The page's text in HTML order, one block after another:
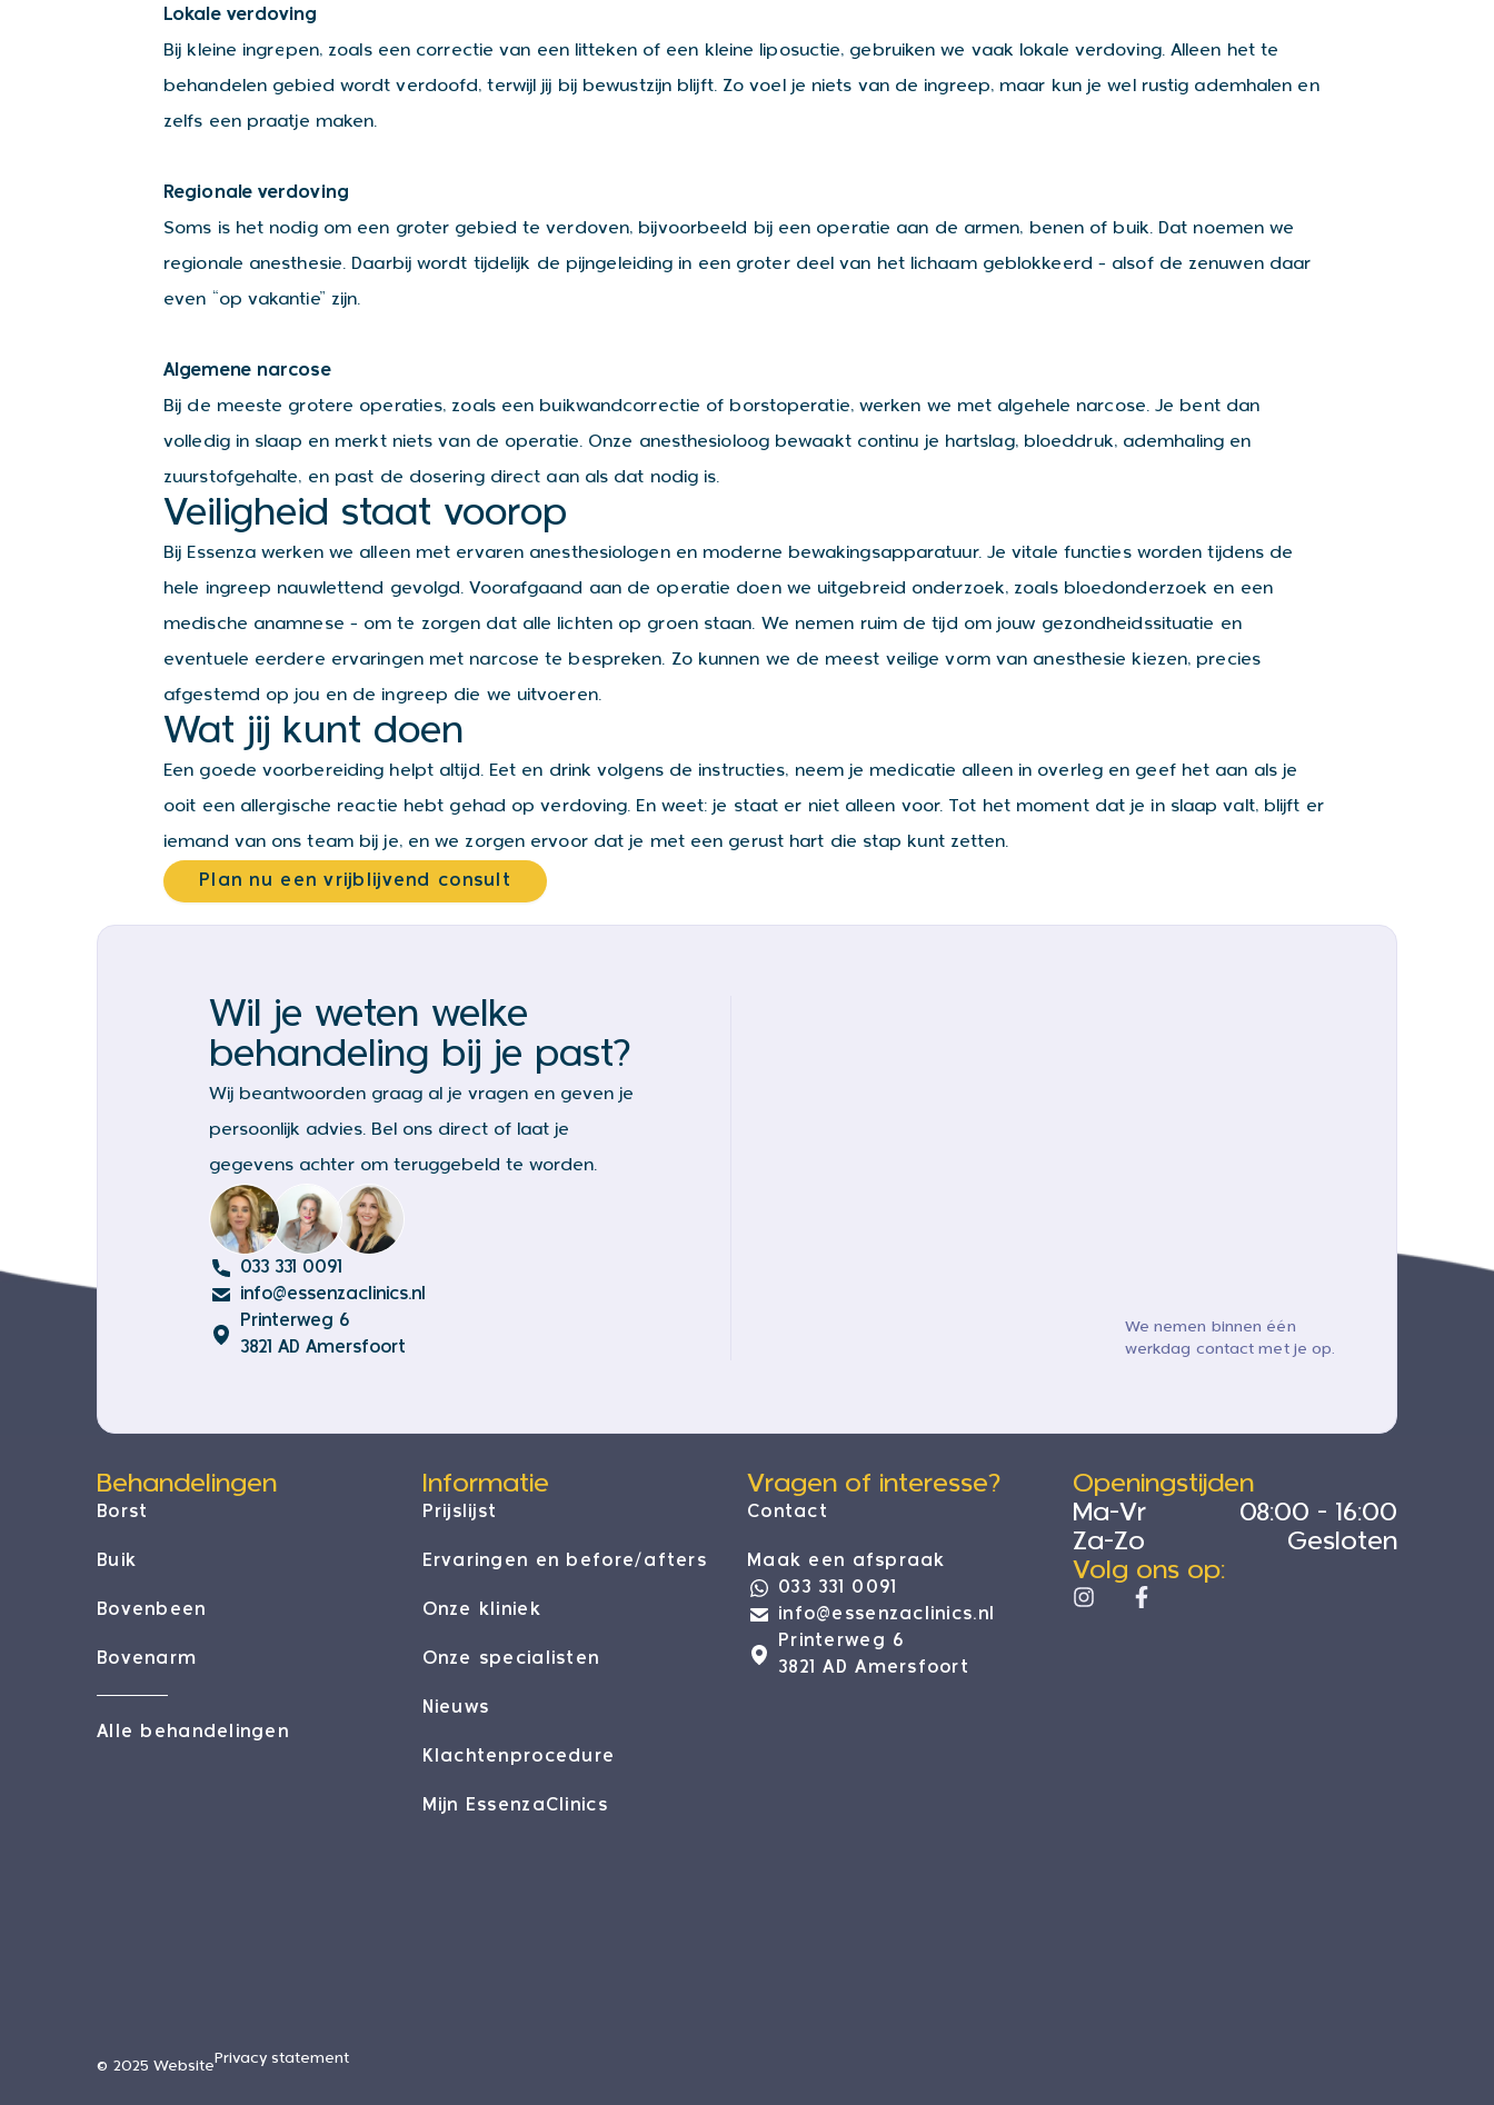
Lokale verdoving
Bij kleine ingrepen, zoals een correctie van een litteken of een kleine liposuctie, gebruiken we vaak lokale verdoving. Alleen het te
behandelen gebied wordt verdoofd, terwijl jij bij bewustzijn blijft. Zo voel je niets van de ingreep, maar kun je wel rustig ademhalen en
zelfs een praatje maken.
Regionale verdoving
Soms is het nodig om een groter gebied te verdoven, bijvoorbeeld bij een operatie aan de armen, benen of buik. Dat noemen we
regionale anesthesie. Daarbij wordt tijdelijk de pijngeleiding in een groter deel van het lichaam geblokkeerd – alsof de zenuwen daar
even “op vakantie” zijn.
Algemene narcose
Bij de meeste grotere operaties, zoals een buikwandcorrectie of borstoperatie, werken we met algehele narcose. Je bent dan
volledig in slaap en merkt niets van de operatie. Onze anesthesioloog bewaakt continu je hartslag, bloeddruk, ademhaling en
zuurstofgehalte, en past de dosering direct aan als dat nodig is.
Veiligheid staat voorop
Bij Essenza werken we alleen met ervaren anesthesiologen en moderne bewakingsapparatuur. Je vitale functies worden tijdens de
hele ingreep nauwlettend gevolgd. Voorafgaand aan de operatie doen we uitgebreid onderzoek, zoals bloedonderzoek en een
medische anamnese – om te zorgen dat alle lichten op groen staan. We nemen ruim de tijd om jouw gezondheidssituatie en
eventuele eerdere ervaringen met narcose te bespreken. Zo kunnen we de meest veilige vorm van anesthesie kiezen, precies
afgestemd op jou en de ingreep die we uitvoeren.
Wat jij kunt doen
Een goede voorbereiding helpt altijd. Eet en drink volgens de instructies, neem je medicatie alleen in overleg en geef het aan als je
ooit een allergische reactie hebt gehad op verdoving. En weet: je staat er niet alleen voor. Tot het moment dat je in slaap valt, blijft er
iemand van ons team bij je, en we zorgen ervoor dat je met een gerust hart die stap kunt zetten.
Plan nu een vrijblijvend consult
Wil je weten welke
behandeling bij je past?
Wij beantwoorden graag al je vragen en geven je
persoonlijk advies. Bel ons direct of laat je
gegevens achter om teruggebeld te worden.
033 331 0091
info@essenzaclinics.nl
Printerweg 6
3821 AD Amersfoort
We nemen binnen één
werkdag contact met je op.
Behandelingen
Borst
Buik
Bovenbeen
Bovenarm
Alle behandelingen
Informatie
Prijslijst
Ervaringen en before/afters
Onze kliniek
Onze specialisten
Nieuws
Klachtenprocedure
Mijn EssenzaClinics
Vragen of interesse?
Contact
Maak een afspraak
033 331 0091
info@essenzaclinics.nl
Printerweg 6
3821 AD Amersfoort
Openingstijden
Ma-Vr
08:00 - 16:00
Za-Zo
Gesloten
Volg ons op:
© 2025 WebsitePrivacy statement